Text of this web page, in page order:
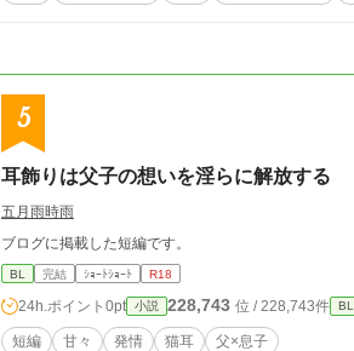
5
耳飾りは父子の想いを淫らに解放する
五月雨時雨
ブログに掲載した短編です。
BL 完結 ｼｮｰﾄｼｮｰﾄ R18
24h.ポイント 0pt 小説 228,743 位 / 228,743件 BL
短編 甘々 発情 猫耳 父×息子